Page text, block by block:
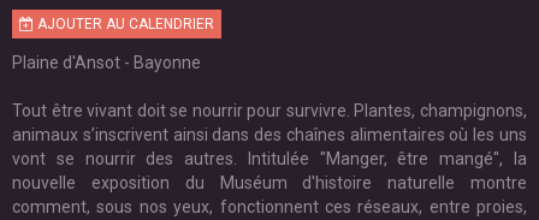
AJOUTER AU CALENDRIER
Plaine d'Ansot - Bayonne
Tout être vivant doit se nourrir pour survivre. Plantes, champignons,
animaux s’inscrivent ainsi dans des chaînes alimentaires où les uns
vont se nourrir des autres. Intitulée "Manger, être mangé", la
nouvelle exposition du Muséum d'histoire naturelle montre
comment, sous nos yeux, fonctionnent ces réseaux, entre proies,